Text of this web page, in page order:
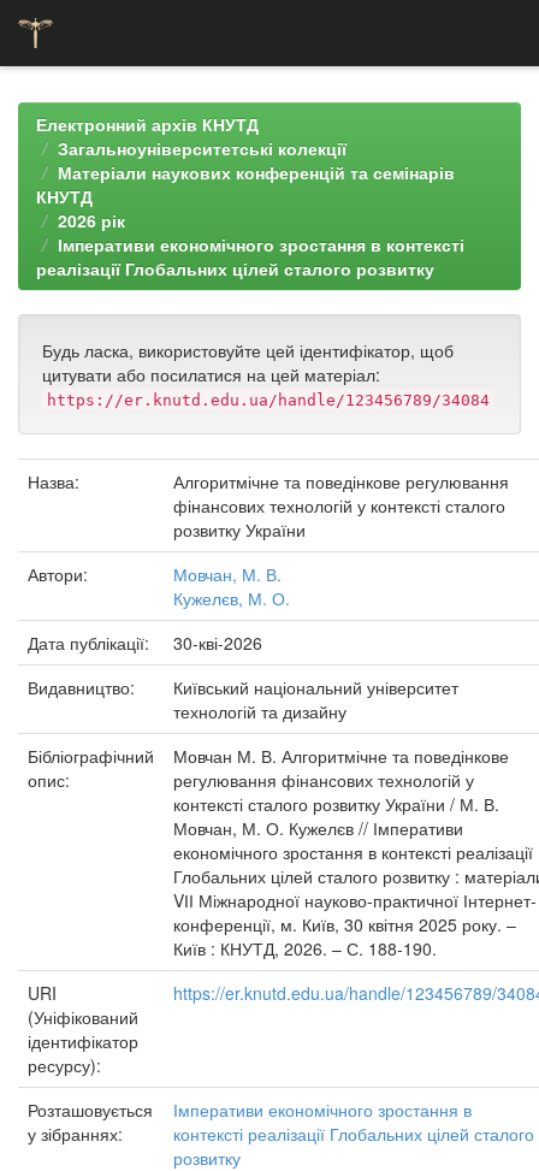
navigationЕлектронний архів КНУТД
Загальноуніверситетські колекції
Матеріали наукових конференцій та семінарів
КНУТД
2026 рік
Імперативи економічного зростання в контексті
реалізації Глобальних цілей сталого розвитку
Будь ласка, використовуйте цей ідентифікатор, щоб
цитувати або посилатися на цей матеріал:
https://er.knutd.edu.ua/handle/123456789/34084
Назва:
Алгоритмічне та поведінкове регулювання
фінансових технологій у контексті сталого
розвитку України
Автори:
Мовчан, М. В.
Кужелєв, М. О.
Дата публікації:
30-кві-2026
Видавництво:
Київський національний університет
технологій та дизайну
Бібліографічний
опис:
Мовчан М. В. Алгоритмічне та поведінкове
регулювання фінансових технологій у
контексті сталого розвитку України / М. В.
Мовчан, М. О. Кужелєв // Імперативи
економічного зростання в контексті реалізації
Глобальних цілей сталого розвитку :
VІІ Міжнародної науково-практичної Інтернет-
конференції, м. Київ, 30 квітня 2025 року. –
Київ : КНУТД, 2026. – С. 188-190.
URI
(Уніфікований
ідентифікатор
ресурсу):
https://er.knutd.edu.ua/handle/123456789/
Розташовується
у зібраннях:
Імперативи економічного зростання в
контексті реалізації Глобальних цілей сталого
розвитку